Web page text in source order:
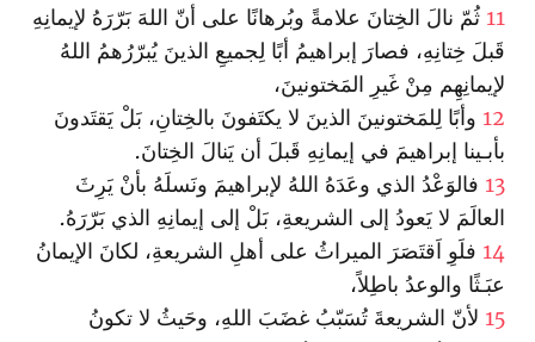
11 ثُمّ نالَ الخِتانَ علامةً وبُرهانًا على أنّ اللهَ بَرّرَهُ لإيمانِهِ
قَبلَ خِتانِهِ، فصارَ إبراهيمُ أبًا لِجميعِ الذينَ يُبرّرُهمُ اللهُ
لإيمانِهِم مِنْ غَيرِ المَختونينَ،
12 وأبًا لِلمَختونينَ الذينَ لا يكتَفونَ بالخِتانِ، بَلْ يَقتَدونَ
بأبـينا إبراهيمَ في إيمانِهِ قَبلَ أن يَنالَ الخِتانَ.
13 فالوَعْدُ الذي وعَدَهُ اللهُ لإبراهيمَ ونَسلَهُ بأنْ يَرِثَ
العالَمَ لا يَعودُ إلى الشريعةِ، بَلْ إلى إيمانِهِ الذي بَرّرَهُ.
14 فلَوِ اَقتَصَرَ الميراثُ على أهلِ الشريعةِ، لكانَ الإيمانُ
عبَـثًا والوعدُ باطِلاً،
15 لأنّ الشريعةَ تُسَبّبُ غضَبَ اللهِ، وحَيثُ لا تكونُ